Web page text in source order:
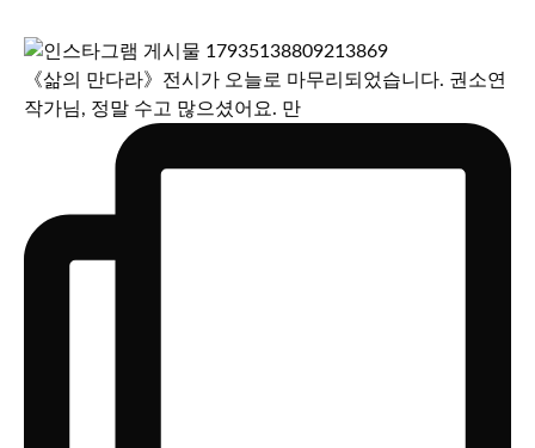
《삶의 만다라》전시가 오늘로 마무리되었습니다. 권소연
작가님, 정말 수고 많으셨어요. 만